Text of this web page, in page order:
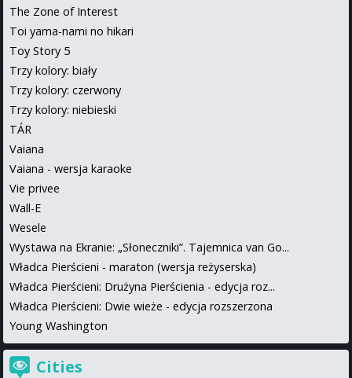
The Zone of Interest
Toi yama-nami no hikari
Toy Story 5
Trzy kolory: biały
Trzy kolory: czerwony
Trzy kolory: niebieski
TÁR
Vaiana
Vaiana - wersja karaoke
Vie privee
Wall-E
Wesele
Wystawa na Ekranie: „Słoneczniki”. Tajemnica van Go...
Władca Pierścieni - maraton (wersja reżyserska)
Władca Pierścieni: Drużyna Pierścienia - edycja roz...
Władca Pierścieni: Dwie wieże - edycja rozszerzona
Young Washington
Cities